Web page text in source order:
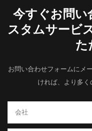
今すぐお問い
スタムサービ
た
お問い合わせフォームにメ
ければ、より多く
会社